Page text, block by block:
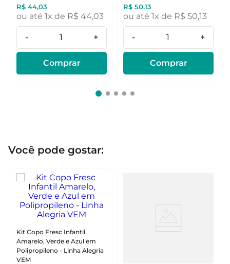
R$ 44,03
ou até 1x de R$ 44,03
- +
Comprar
R$ 50,13
ou até 1x de R$ 50,13
- +
Comprar
Você pode gostar:
Kit Copo Fresc Infantil
Amarelo, Verde e Azul em
Polipropileno - Linha Alegria
VEM